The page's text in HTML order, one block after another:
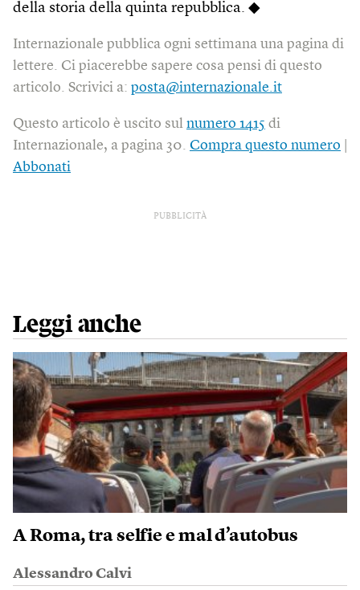
della storia della quinta repubblica. ◆
Internazionale pubblica ogni settimana una pagina di
lettere. Ci piacerebbe sapere cosa pensi di questo
articolo. Scrivici a: posta@internazionale.it
Questo articolo è uscito sul numero 1415 di
Internazionale, a pagina 30. Compra questo numero
Abbonati
PUBBLICITÀ
Leggi anche
A Roma, tra selfie e mal d’autobus
Alessandro Calvi